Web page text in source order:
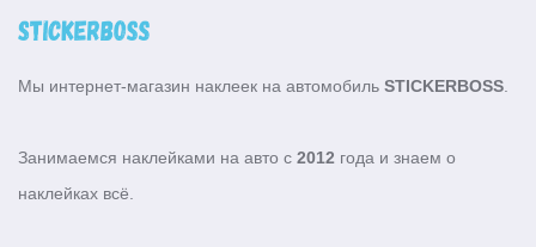
Мы интернет-магазин наклеек на автомобиль STICKERBOSS
Занимаемся наклейками на авто с 2012 года и знаем о
наклейках всё.